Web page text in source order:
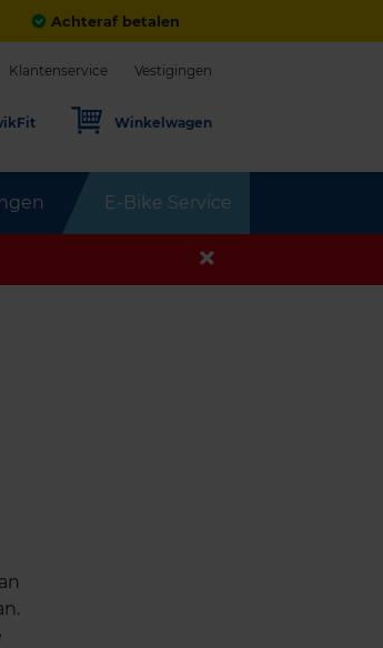
Achteraf betalen
E-Bike Service
Klantenservice Vestigingen
Winkelwagen